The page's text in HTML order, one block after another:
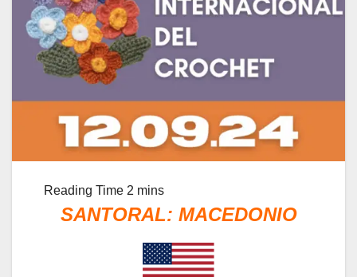
SANTORAL: MACEDONIO